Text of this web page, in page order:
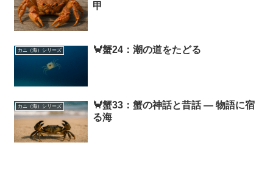
甲
カニ（海）シリーズ 🦀蟹24：潮の道をたどる
カニ（海）シリーズ
🦀蟹33：蟹の神話と昔話 ― 物語に宿
る海